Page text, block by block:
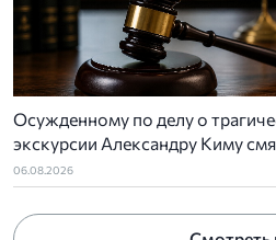
Осужденному по делу о
экскурсии Александру Киму
приговор
06.08.2026